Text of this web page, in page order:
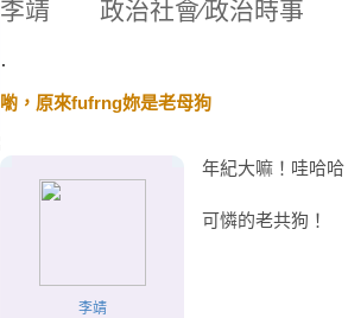
李靖 政治社會∕政治時
.
喲，原來fufrng妳是老母狗
李靖
年紀大嘛！哇哈哈
可憐的老共狗！